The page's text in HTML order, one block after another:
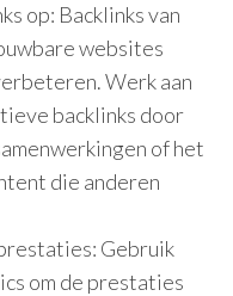
op: Backlinks van
websites
Werk aan
backlinks door
of het
die anderen
Gebruik
om de prestaties